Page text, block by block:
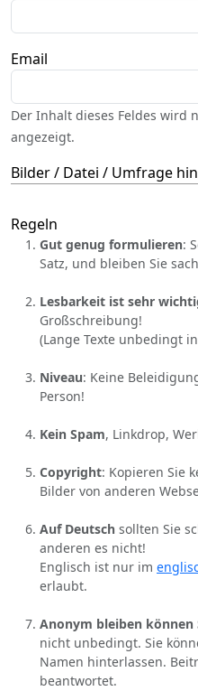
Email
Der Inhalt dieses Feldes wird
angezeigt.
Bilder / Datei / Umfrage
Regeln
Gut genug formulieren:
Satz, und bleiben Sie
Lesbarkeit ist sehr
Großschreibung!
(Lange Texte unbedingt
Niveau: Keine
Person!
Kein Spam, Linkdrop,
Copyright: Kopieren Sie
Bilder von anderen
Auf Deutsch sollten Sie
anderen es nicht!
Englisch ist nur im
erlaubt.
Anonym bleiben können
nicht unbedingt. Sie
Namen hinterlassen.
beantwortet.